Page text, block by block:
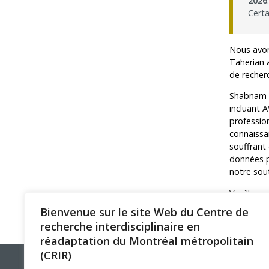
Bienvenue sur le site Web du Centre de
recherche interdisciplinaire en
réadaptation du Montréal métropolitain
(CRIR)
Programmes
Résultats –
Comment
Nous
Taherian
de
incluant
souffrant
données
notre
Veuillez-
Pour